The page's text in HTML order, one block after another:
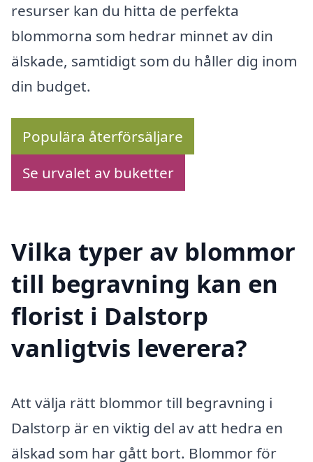
resurser kan du hitta de perfekta
blommorna som hedrar minnet av din
älskade, samtidigt som du håller dig inom
din budget.
Populära återförsäljare
Se urvalet av buketter
Vilka typer av blommor
till begravning kan en
florist i Dalstorp
vanligtvis leverera?
Att välja rätt blommor till begravning i
Dalstorp är en viktig del av att hedra en
älskad som har gått bort. Blommor för